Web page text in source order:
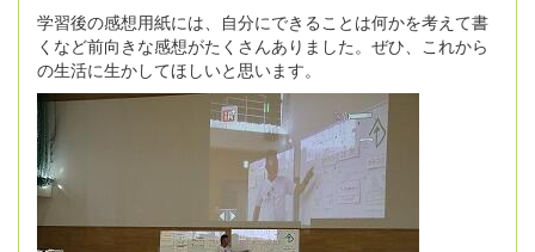
学習後の感想用紙には、自分にできることは何かを考えて書
くなど前向きな感想がたくさんありました。ぜひ、これから
の生活に生かしてほしいと思います。